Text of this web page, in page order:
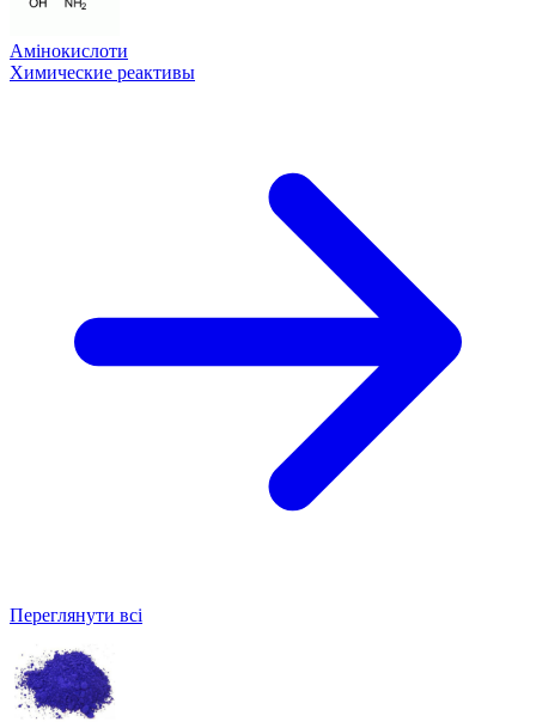
Амінокислоти
Химические реактивы
Переглянути всі